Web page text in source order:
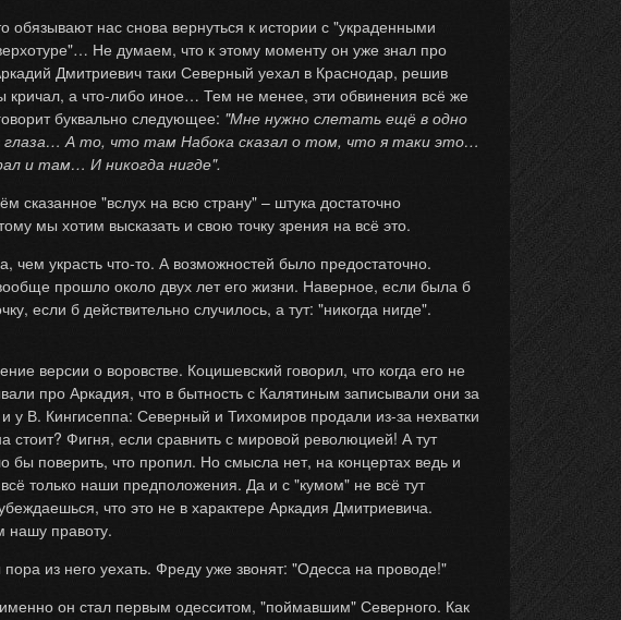
нас снова вернуться к истории с "украденными
Не думаем, что к этому моменту он уже знал про
Дмитриевич таки Северный уехал в Краснодар, решив
кричал, а что-либо иное… Тем не менее, эти обвинения всё же
буквально следующее: "Мне нужно слетать ещё в одно
А то, что там Набока сказал о том, что я таки это…
и там… И никогда нигде".
сказанное "вслух на всю страну" – штука достаточно
мы хотим высказать и свою точку зрения на всё это.
чем украсть что-то. А возможностей было предостаточно.
прошло около двух лет его жизни. Наверное, если была б
если б действительно случилось, а тут: "никогда нигде".
версии о воровстве. Коцишевский говорил, что когда его не
про Аркадия, что в бытность с Калятиным записывали они за
В. Кингисеппа: Северный и Тихомиров продали из-за нехватки
Фигня, если сравнить с мировой революцией! А тут
поверить, что пропил. Но смысла нет, на концертах ведь и
только наши предположения. Да и с "кумом" не всё тут
что это не в характере Аркадия Дмитриевича.
нашу правоту.
из него уехать. Фреду уже звонят: "Одесса на проводе!"
он стал первым одесситом, "поймавшим" Северного. Как